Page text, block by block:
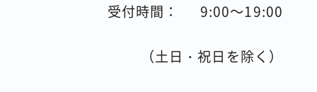
受付時間： 9:00～19:00
（土日・祝日を除く）